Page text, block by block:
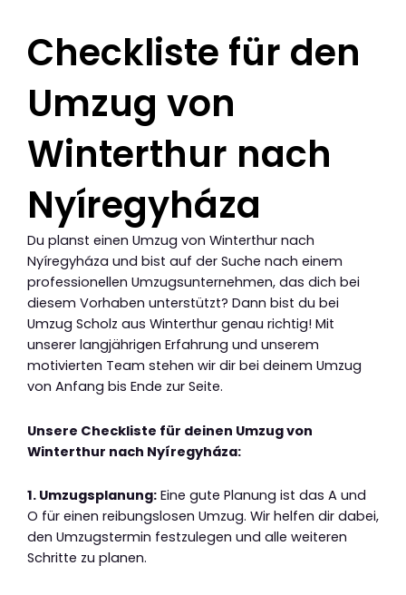
Checkliste für den
Umzug von
Winterthur nach
Nyíregyháza
Du planst einen Umzug von Winterthur nach
Nyíregyháza und bist auf der Suche nach einem
professionellen Umzugsunternehmen, das dich bei
diesem Vorhaben unterstützt? Dann bist du bei
Umzug Scholz aus Winterthur genau richtig! Mit
unserer langjährigen Erfahrung und unserem
motivierten Team stehen wir dir bei deinem Umzug
von Anfang bis Ende zur Seite.
Unsere Checkliste für deinen Umzug von
Winterthur nach Nyíregyháza:
1. Umzugsplanung: Eine gute Planung ist das A und
O für einen reibungslosen Umzug. Wir helfen dir dabei,
den Umzugstermin festzulegen und alle weiteren
Schritte zu planen.